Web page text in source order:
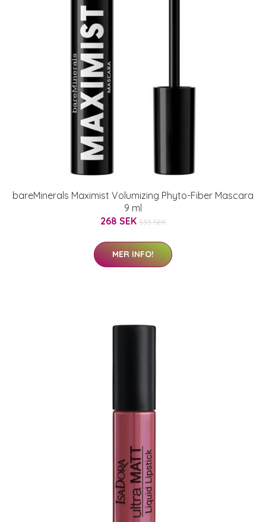
bareMinerals Maximist Volumizing Phyto-Fiber Mascara
9 ml
268 SEK 335 SEK
MER INFO!